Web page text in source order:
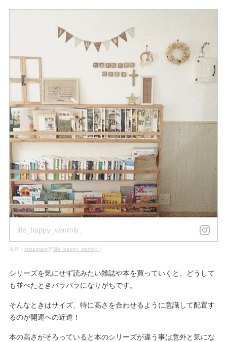
life_happy_warmly_
出典： instagram(@life_happy_warmly_)
シリーズを気にせず読みたい雑誌や本を買っていくと、どうして
も並べたときバラバラになりがちです。
そんなときはサイズ、特に高さを合わせるように意識して配置す
るのが開運への近道！
本の高さがそろっていると本のシリーズが違う事は意外と気にな